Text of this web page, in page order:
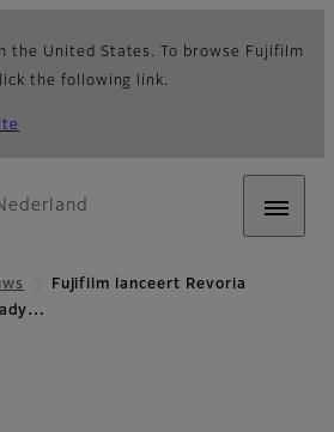
the United States. To browse Fujifilm
the following link.
Fujifilm lanceert Revoria